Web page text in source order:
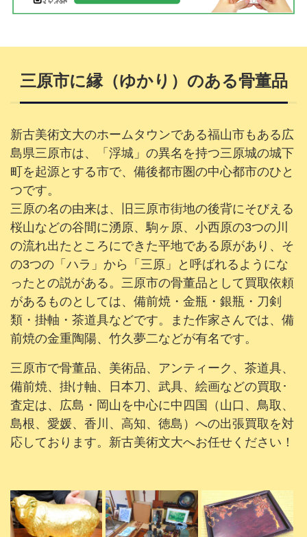
三原市に縁（ゆかり）のある骨董品
新古美術文大のホームタウンである福山市もある広
島県三原市は、「浮城」の異名を持つ三原城の城下
町を起源とする市で、備後都市圏の中心都市のひと
つです。
三原の名の由来は、旧三原市街地の後背にそびえる
桜山などの谷間に湧原、駒ヶ原、小西原の3つの川
の流れ出たところにできた平地である原があり、そ
の3つの「ハラ」から「三原」と呼ばれるようにな
ったとの説がある。三原市の骨董品として買取依頼
があるものとしては、備前焼・金瓶・銀瓶・刀剣
類・掛軸・茶道具などです。また作家さんでは、備
前焼の金重陶陽、竹久夢二などが有名です。
三原市で骨董品、美術品、アンティーク、茶道具、
備前焼、掛け軸、日本刀、武具、絵画などの買取･
査定は、広島・岡山を中心に中四国（山口、鳥取、
島根、愛媛、香川、高知、徳島）への出張買取を対
応しております。新古美術文大へお任せください！